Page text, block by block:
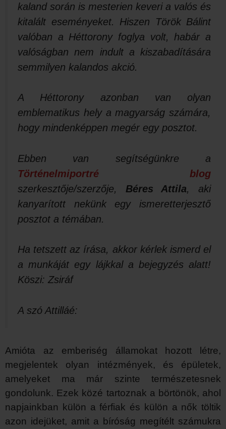
kaland során is mesterien keveri a valós és
kitalált eseményeket. Hiszen Török Bálint
valóban a Héttorony foglya volt, habár a
valóságban nem indult a kiszabadítására
semmilyen kalandos akció.
A Héttorony azonban van olyan
emblematikus hely a magyarság számára,
hogy mindenképpen megér egy posztot.
Ebben van segítségünkre a
Történelmiportré blog
szerkesztője/szerzője, Béres Attila, aki
kanyarított nekünk egy ismeretterjesztő
posztot a témában.
Ha tetszett az írása, akkor kérlek ismerd el
a munkáját egy lájkkal a bejegyzés alatt!
Köszi: Zsiráf
A szó Attilláé:
Amióta az emberiség államokat hozott létre,
megjelentek olyan intézmények, és épületek,
amelyeket ma már szinte természetesnek
gondolunk. Ezek közé tartoznak a börtönök, ahol
napjainkban külön a férfiak és külön a nők töltik
azon idejüket, amit a bíróság megítélt számukra